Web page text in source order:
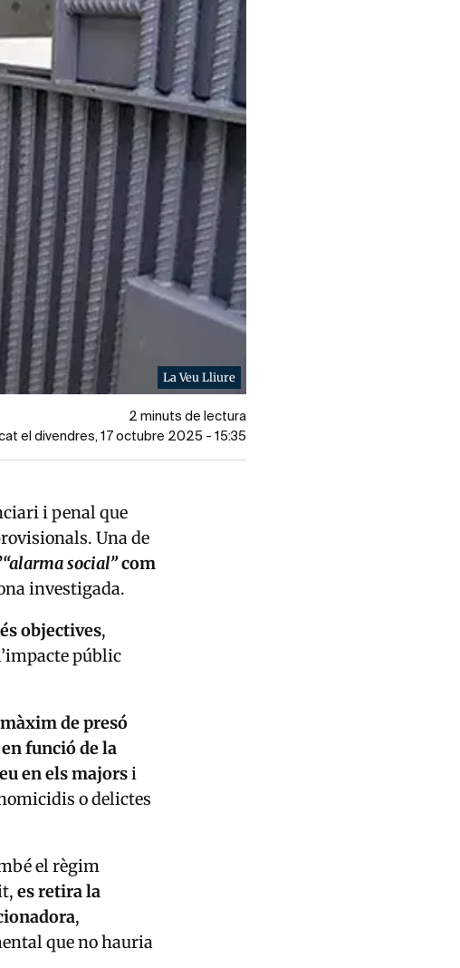
La Veu Lliure
2 minuts de lectura
el divendres, 17 octubre 2025 - 15:35
i penal que
Una de
“alarma social”com
investigada.
objectives,
públic
de presó
funció de la
en els majorsi
o delictes
el règim
es retira la
,
que no hauria